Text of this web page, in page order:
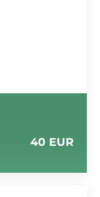
40 EUR